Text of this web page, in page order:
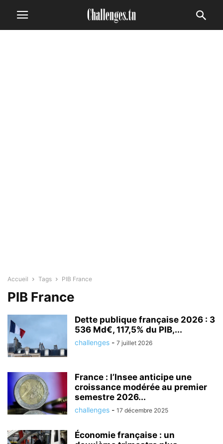
Accueil Tags PIB France
PIB France
Dette publique française 2026 : 3
536 Md€, 117,5% du PIB,...
challenges - 7 juillet 2026
France : l’Insee anticipe une
croissance modérée au premier
semestre 2026...
challenges - 17 décembre 2025
Économie française : un